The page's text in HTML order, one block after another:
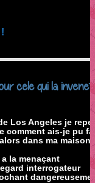
cele qui la
Los Angeles je
ais-je pu
dans ma maison
la menaçant
interrogateur